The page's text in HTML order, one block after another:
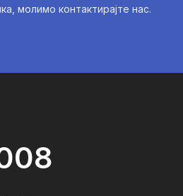
молимо контактирајте нас.